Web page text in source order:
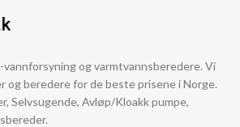
og varmtvannsberedere. Vi
og beredere for de beste prisene i Norge.
Selvsugende, Avløp/Kloakk pumpe,